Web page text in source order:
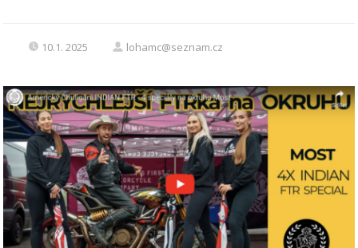
10.1. 2025 lohamc@seznam.cz